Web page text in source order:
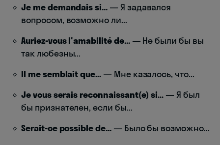
Je me demandais si...— Я задавался
вопросом, возможно ли...
Auriez-vous l'amabilité de...— Не были бы вы
так любезны...
Il me semblait que...— Мне казалось, что...
Je vous serais reconnaissant(e) si... — Я был
бы признателен, если бы...
Serait-ce possible de...— Было бы возможно...